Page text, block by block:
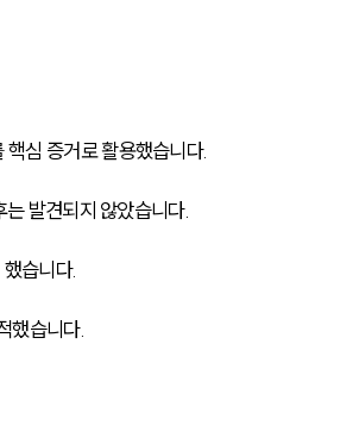
심 증거로 활용했습니다.
발견되지 않았습니다.
습니다.
했습니다.